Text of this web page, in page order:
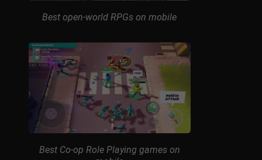
Best open-world RPGs on mobile
Best Co-op Role Playing games on